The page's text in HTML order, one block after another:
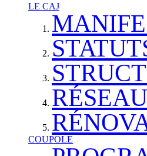
LE CAJ
RÉSEAU
COUPOLE